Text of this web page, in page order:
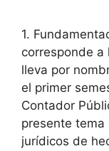
1.
corresponde a
lleva por
el primer
Contador
presente tema
jurídicos de